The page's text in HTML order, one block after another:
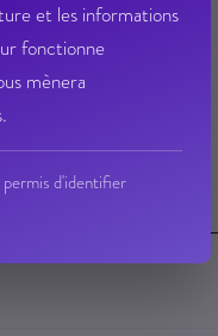
et les informations
fonctionne
mènera
d'identifier
un ami